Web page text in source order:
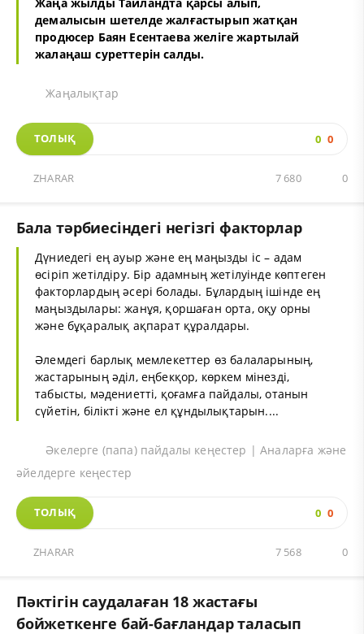
демалысын шетелде жалғастырып жатқан
продюсер Баян Есентаева желіге жартылай
жалаңаш суреттерін салды.
Жаңалықтар
ТОЛЫҚ 0 0
ZHARAR 0
7 680
Бала тәрбиесіндегі негізгі факторлар
Дүниедегі ең ауыр және ең маңызды іс – адам
өсіріп жетілдіру. Бір адамның жетілуінде көптеген
факторлардың әсері болады. Бұлардың ішінде ең
маңыздылары: жанұя, қоршаған орта, оқу орны
және бұқаралық ақпарат құралдары.
Әлемдегі барлық мемлекеттер өз балаларының,
жастарының әділ, еңбекқор, көркем мінезді,
табысты, мәдениетті, қоғамға пайдалы, отанын
сүйетін, білікті және ел құндылықтарын....
Әкелерге (папа) пайдалы кеңестер | Аналарға және
әйелдерге кеңестер
ТОЛЫҚ 0 0
ZHARAR 0
7 568
Пәктігін саудалаған 18 жастағы
бойжеткенге бай-бағландар таласып